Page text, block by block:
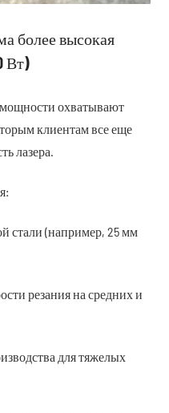
более высокая
Вт)
охватывают
клиентам все еще
лазера.
стали (например, 25 мм
резания на средних и
для тяжелых